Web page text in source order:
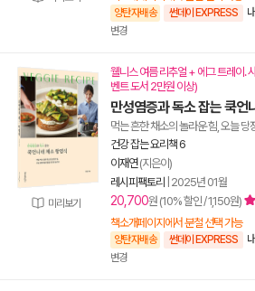
양탄자배송 썬데이 EXPRESS
변경
미리보기
웰니스 여름 리추얼 + 에그 트레이.
벤트 도서 2만원 이상)
만성염증과 독소 잡는 쿡언
먹는 흔한 채소의 놀라운 힘, 오늘
건강 잡는 요리책 6
이재연(지은이)
레시피팩토리
2025년 01월
20,700원 (10% 할인 / 1,150원)
책소개페이지에서 분철 선택 가능
양탄자배송 썬데이 EXPRESS
변경